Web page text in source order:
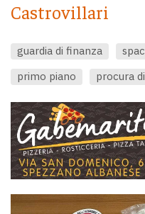
Castrovillari
guardia di finanza
primo piano
procura